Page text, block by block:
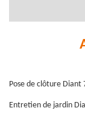
Pose de clôture Diant
Entretien de jardin